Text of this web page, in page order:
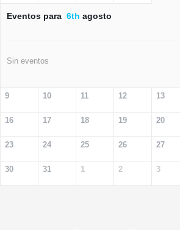
Eventos para 6th agosto
Sin eventos
9 10 11 12 13
16 17 18 19 20
23 24 25 26 27
30 31 1 2 3